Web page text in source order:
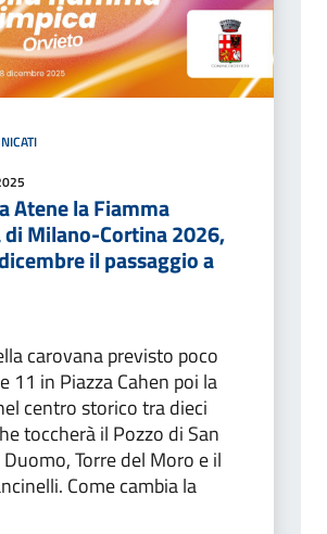
Atene la Fiamma
Milano-Cortina 2026,
il passaggio a
carovana previsto poco
11 in Piazza Cahen poi la
centro storico tra dieci
toccherà il Pozzo di San
Torre del Moro e il
Come cambia la